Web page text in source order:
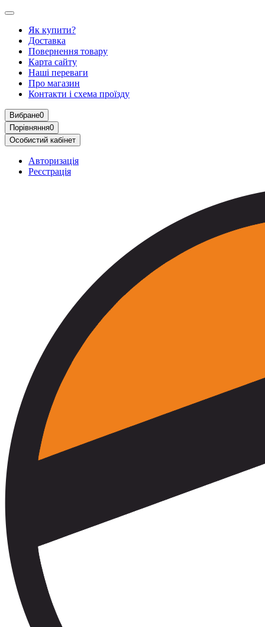
Як купити?
Доставка
Повернення товару
Карта сайту
Наші переваги
Про магазин
Контакти і схема проїзду
Вибране0
Порівняння0
Особистий кабінет
Авторизація
Реєстрація